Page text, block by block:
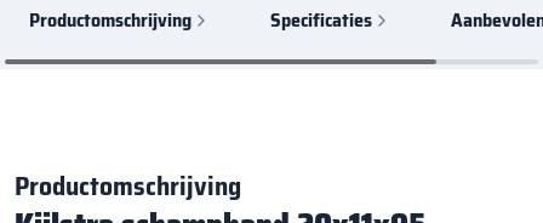
Productomschrijving Specificaties
Productomschrijving